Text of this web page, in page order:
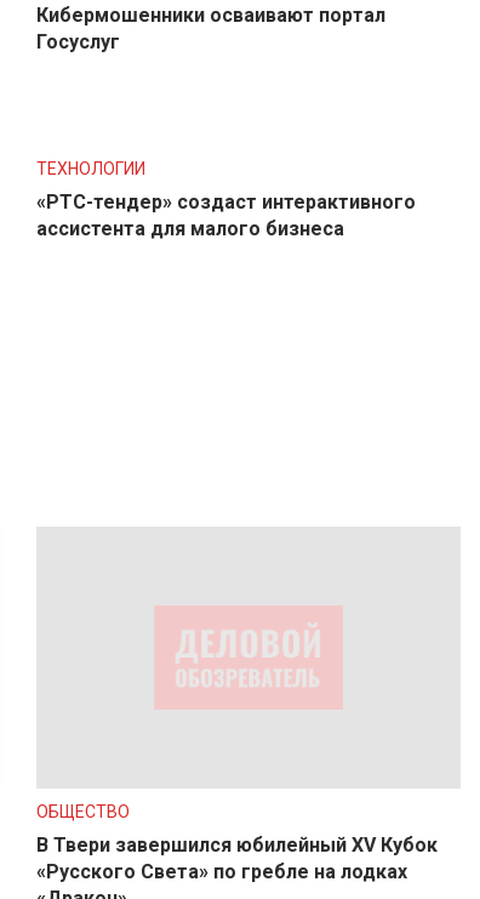
Кибермошенники осваивают портал
Госуслуг
ТЕХНОЛОГИИ
«РТС-тендер» создаст интерактивного
ассистента для малого бизнеса
ОБЩЕСТВО
В Твери завершился юбилейный XV Кубок
«Русского Света» по гребле на лодках